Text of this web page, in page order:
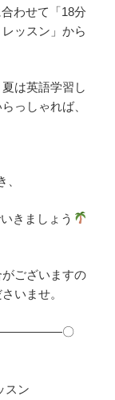
わせて「18分
ッスン」から
は英語学習し
っしゃれば、
きましょう
ございますの
いませ。
〇
スン